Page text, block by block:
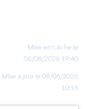
Mise en cache le
06/08/2026 19:40
Mise à jour le 08/06/2026
10:16